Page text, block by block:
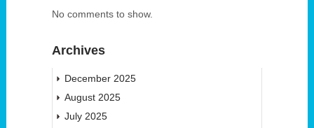
No comments to show.
Archives
December 2025
August 2025
July 2025